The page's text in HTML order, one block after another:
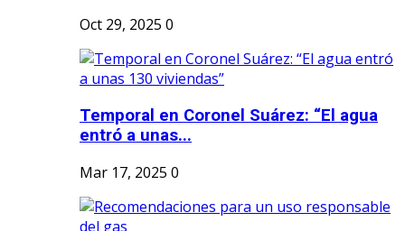
Oct 29, 2025 0
Temporal en Coronel Suárez: “El agua
entró a unas...
Mar 17, 2025 0